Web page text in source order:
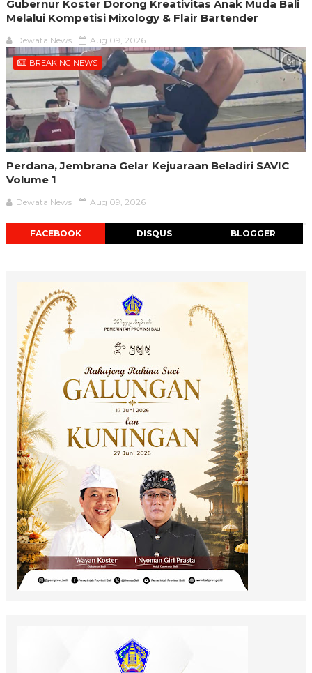
Gubernur Koster Dorong Kreativitas Anak Muda Bali
Melalui Kompetisi Mixology & Flair Bartender
Dewata News Aug 09, 2026
BREAKING NEWS
Perdana, Jembrana Gelar Kejuaraan Beladiri SAVIC
Volume 1
Dewata News Aug 09, 2026
FACEBOOK DISQUS BLOGGER